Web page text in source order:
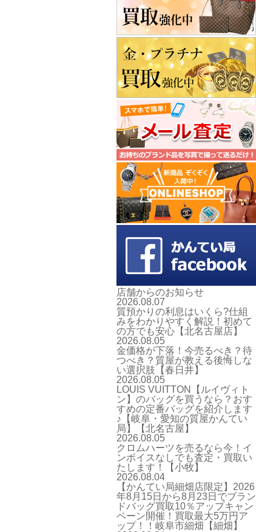
店舗からのお知らせ
2026.08.07
質預かりの利息はいくら?仕組
みをわかりやすく解説！初めて
の方でも安心【北名古屋店】
2026.08.05
金価格が下落！今売るべき？待
つべき？質屋が教える後悔しな
い選択肢【春日井】
2026.08.05
LOUIS VUITTON【ルイヴィト
ン】のバッグを買うなら？おす
すめの定番バッグを紹介します
♪【岐阜・愛知の質屋かんてい
局】【北名古屋】
2026.08.05
クロムハーツを売るなら今！イ
ンボイスなしでも査定・買取い
たします！【小牧】
2026.08.04
【かんてい局細畑店限定】2026
年8月15日から8月23日でブラン
ドバッグ買取10％アップキャン
ペーン開催！買取最大5万円ア
ップ！！岐阜市細畑【細畑】